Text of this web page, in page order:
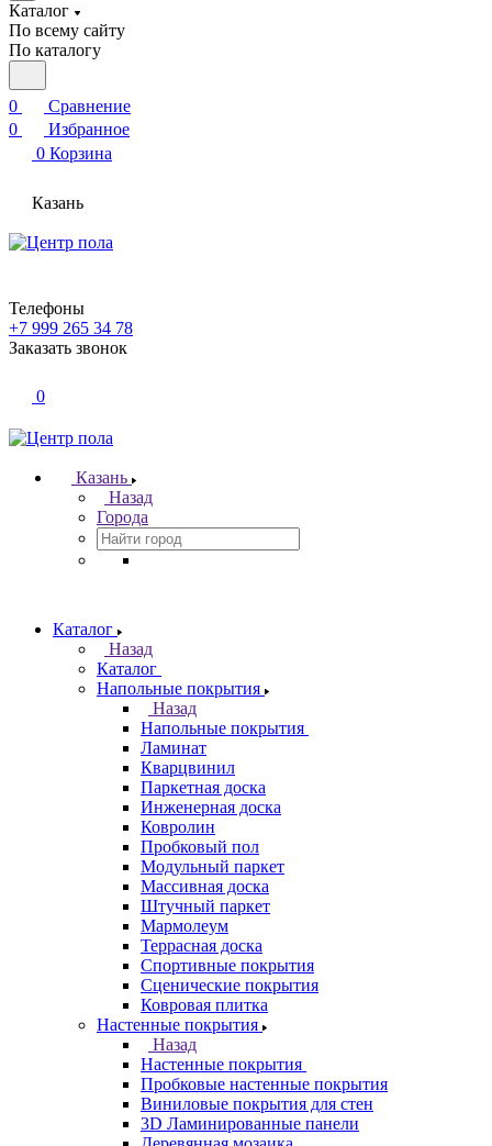
Каталог
По всему сайту
По каталогу
0
Сравнение
0
Избранное
0 Корзина
Казань
Телефоны
+7 999 265 34 78
Заказать звонок
0
Казань
Назад
Города
Каталог
Назад
Каталог
Напольные покрытия
Назад
Напольные покрытия
Ламинат
Кварцвинил
Паркетная доска
Инженерная доска
Ковролин
Пробковый пол
Модульный паркет
Массивная доска
Штучный паркет
Мармолеум
Террасная доска
Спортивные покрытия
Сценические покрытия
Ковровая плитка
Настенные покрытия
Назад
Настенные покрытия
Пробковые настенные покрытия
Виниловые покрытия для стен
3D Ламинированные панели